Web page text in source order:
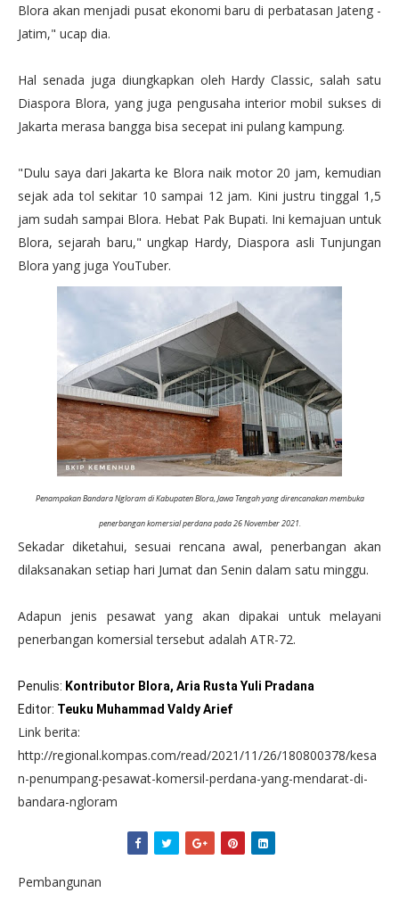
Blora akan menjadi pusat ekonomi baru di perbatasan Jateng -
Jatim," ucap dia.
Hal senada juga diungkapkan oleh Hardy Classic, salah satu
Diaspora Blora, yang juga pengusaha interior mobil sukses di
Jakarta merasa bangga bisa secepat ini pulang kampung.
"Dulu saya dari Jakarta ke Blora naik motor 20 jam, kemudian
sejak ada tol sekitar 10 sampai 12 jam. Kini justru tinggal 1,5
jam sudah sampai Blora. Hebat Pak Bupati. Ini kemajuan untuk
Blora, sejarah baru," ungkap Hardy, Diaspora asli Tunjungan
Blora yang juga YouTuber.
Penampakan Bandara Ngloram di Kabupaten Blora, Jawa Tengah yang direncanakan membuka
penerbangan komersial perdana pada 26 November 2021.
Sekadar diketahui, sesuai rencana awal, penerbangan akan
dilaksanakan setiap hari Jumat dan Senin dalam satu minggu.
Adapun jenis pesawat yang akan dipakai untuk melayani
penerbangan komersial tersebut adalah ATR-72.
Penulis: Kontributor Blora, Aria Rusta Yuli Pradana
Editor: Teuku Muhammad Valdy Arief
Link berita:
http://regional.kompas.com/read/2021/11/26/180800378/kesa
n-penumpang-pesawat-komersil-perdana-yang-mendarat-di-
bandara-ngloram
Pembangunan